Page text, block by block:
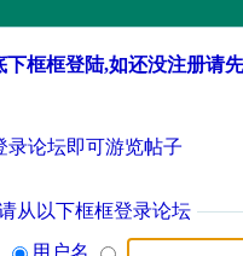
框框登陆,如还没注册请
录论坛即可游览帖子
从以下框框登录论坛
用户名